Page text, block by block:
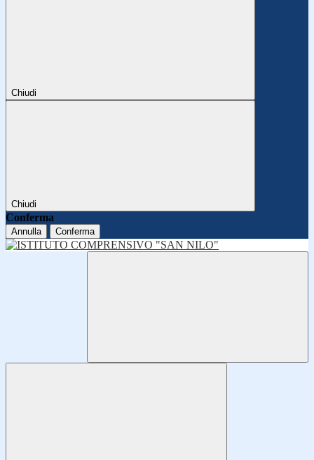
Chiudi
Chiudi
Conferma
Annulla Conferma